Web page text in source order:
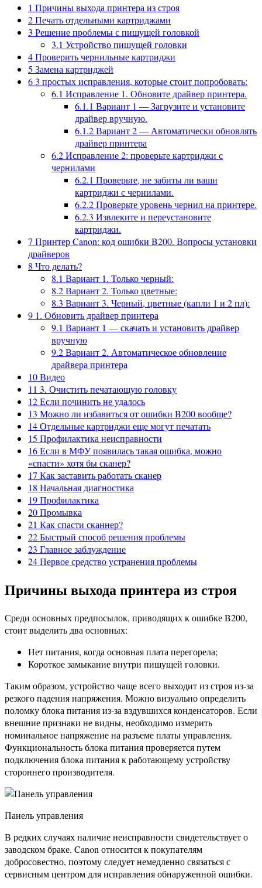
1 Причины выхода принтера из строя
2Печать отдельными картриджами
3 Решение проблемы с пишущей головкой
3.1 Устройство пишущей головки
4Проверить чернильные картриджи
5 Замена картриджей
63 простых исправления, которые стоит попробовать:
6.1 Исправление 1. Обновите драйвер принтера.
6.1.1 Вариант 1 — Загрузите и установите
драйвер вручную.
6.1.2Вариант 2 — Автоматически обновлять
драйвер принтера
6.2Исправление 2: проверьте картриджи с
чернилами
6.2.1 Проверьте, не забиты ли ваши
картриджи с чернилами.
6.2.2Проверьте уровень чернил на принтере.
6.2.3 Извлеките и переустановите
картриджи.
7 Принтер Canon: код ошибки B200. Вопросы установки
драйверов
8 Что делать?
8.1 Вариант 1. Только черный:
8.2Вариант 2. Только цветные:
8.3 Вариант 3. Черный, цветные (капли 1 и 2 пл):
9 1. Обновить драйвер принтера
9.1 Вариант 1 — скачать и установить драйвер
вручную
9.2Вариант 2. Автоматическое обновление
драйвера принтера
10Видео
11 3. Очистить печатающую головку
12Если починить не удалось
13 Можно ли избавиться от ошибки B200 вообще?
14Отдельные картриджи еще могут печатать
15 Профилактика неисправности
16Если в МФУ появилась такая ошибка, можно
«спасти» хотя бы сканер?
17 Как заставить работать сканер
18 Начальная диагностика
19Профилактика
20Промывка
21 Как спасти сканнер?
22Быстрый способ решения проблемы
23 Главное заблуждение
24Первое средство устранения проблемы
Причины выхода принтера из строя
Среди основных предпосылок, приводящих к ошибке B200,
стоит выделить два основных:
Нет питания, когда основная плата перегорела;
Короткое замыкание внутри пишущей головки.
Таким образом, устройство чаще всего выходит из строя из-за
резкого падения напряжения. Можно визуально определить
поломку блока питания из-за вздувшихся конденсаторов. Если
внешние признаки не видны, необходимо измерить
номинальное напряжение на разъеме платы управления.
Функциональность блока питания проверяется путем
подключения блока питания к работающему устройству
стороннего производителя.
Панель управления
В редких случаях наличие неисправности свидетельствует о
заводском браке. Canon относится к покупателям
добросовестно, поэтому следует немедленно связаться с
сервисным центром для исправления обнаруженной ошибки.